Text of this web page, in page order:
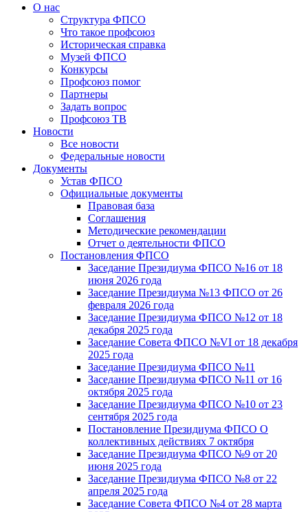
О нас
Структура ФПСО
Что такое профсоюз
Историческая справка
Музей ФПСО
Конкурсы
Профсоюз помог
Партнеры
Задать вопрос
Профсоюз ТВ
Новости
Все новости
Федеральные новости
Документы
Устав ФПСО
Официальные документы
Правовая база
Соглашения
Методические рекомендации
Отчет о деятельности ФПСО
Постановления ФПСО
Заседание Президиума ФПСО №16 от 18
июня 2026 года
Заседание Президиума №13 ФПСО от 26
февраля 2026 года
Заседание Президиума ФПСО №12 от 18
декабря 2025 года
Заседание Совета ФПСО №VI от 18 декабря
2025 года
Заседание Президиума ФПСО №11
Заседание Президиума ФПСО №11 от 16
октября 2025 года
Заседание Президиума ФПСО №10 от 23
сентября 2025 года
Постановление Президиума ФПСО О
коллективных действиях 7 октября
Заседание Президиума ФПСО №9 от 20
июня 2025 года
Заседание Президиума ФПСО №8 от 22
апреля 2025 года
Заседание Совета ФПСО №4 от 28 марта